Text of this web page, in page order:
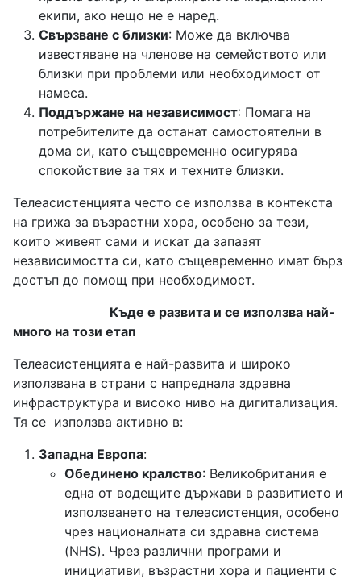
екипи, ако нещо не е наред.
Свързване с близки: Може да включва
известяване на членове на семейството или
близки при проблеми или необходимост от
намеса.
Поддържане на независимост: Помага на
потребителите да останат самостоятелни в
дома си, като същевременно осигурява
спокойствие за тях и техните близки.
Телеасистенцията често се използва в контекста
на грижа за възрастни хора, особено за тези,
които живеят сами и искат да запазят
независимостта си, като същевременно имат бърз
достъп до помощ при необходимост.
Къде е развита и се използва най-
много на този етап
Телеасистенцията е най-развита и широко
използвана в страни с напреднала здравна
инфраструктура и високо ниво на дигитализация.
Тя се използва активно в:
Западна Европа:
Обединено кралство: Великобритания е
една от водещите държави в развитието и
използването на телеасистенция, особено
чрез националната си здравна система
(NHS). Чрез различни програми и
инициативи, възрастни хора и пациенти с